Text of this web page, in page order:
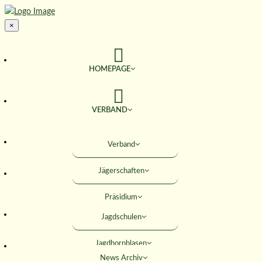
×
HOMEPAGE
VERBAND
Verband
Jägerschaften
Präsidium
TERMINE
JAGD & NATUR
Jagdschulen
Jagdhornblasen
SERVICE
News Archiv
AKTIVITÄTEN